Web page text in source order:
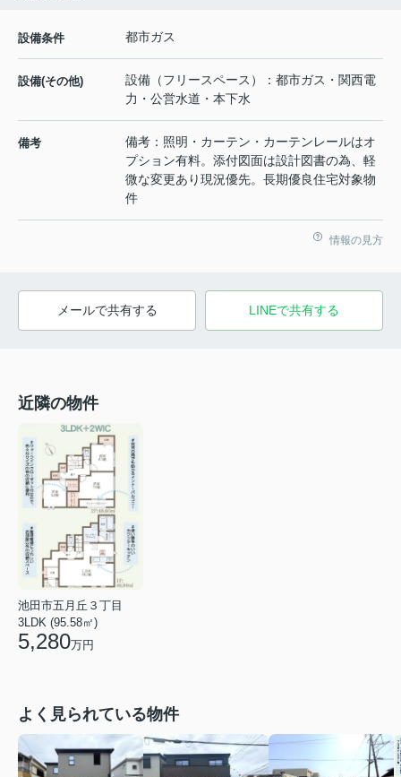
設備条件 都市ガス
設備(その他)
設備（フリースペース）：都市ガス・関西電
力・公営水道・本下水
備考
備考：照明・カーテン・カーテンレールはオ
プション有料。添付図面は設計図書の為、軽
微な変更あり現況優先。長期優良住宅対象物
件
情報の見方
メールで共有する LINEで共有する
近隣の物件
池田市五月丘３丁目
3LDK (95.58㎡)
5,280万円
よく見られている物件